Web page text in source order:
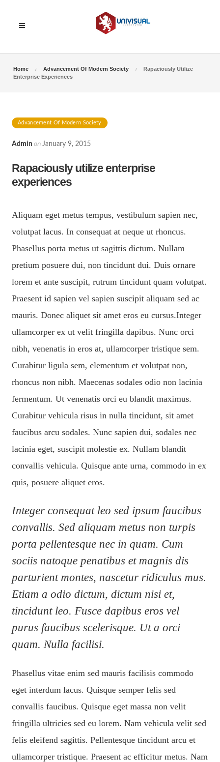
Home Advancement Of Modern Society
Rapaciously Utilize
Enterprise Experiences
Advancement Of Modern Society
Admin on January 9, 2015
Rapaciously utilize enterprise
experiences
Aliquam eget metus tempus, vestibulum sapien nec,
volutpat lacus. In consequat at neque ut rhoncus.
Phasellus porta metus ut sagittis dictum. Nullam
pretium posuere dui, non tincidunt dui. Duis ornare
lorem et ante suscipit, rutrum tincidunt quam volutpat.
Praesent id sapien vel sapien suscipit aliquam sed ac
mauris. Donec aliquet sit amet eros eu cursus.Integer
ullamcorper ex ut velit fringilla dapibus. Nunc orci
nibh, venenatis in eros at, ullamcorper tristique sem.
Curabitur ligula sem, elementum et volutpat non,
rhoncus non nibh. Maecenas sodales odio non lacinia
fermentum. Ut venenatis orci eu blandit maximus.
Curabitur vehicula risus in nulla tincidunt, sit amet
faucibus arcu sodales. Nunc sapien dui, sodales nec
lacinia eget, suscipit molestie ex. Nullam blandit
convallis vehicula. Quisque ante urna, commodo in ex
quis, posuere aliquet eros.
Integer consequat leo sed ipsum faucibus
convallis. Sed aliquam metus non turpis
porta pellentesque nec in quam. Cum
sociis natoque penatibus et magnis dis
parturient montes, nascetur ridiculus mus.
Etiam a odio dictum, dictum nisi et,
tincidunt leo. Fusce dapibus eros vel
purus faucibus scelerisque. Ut a orci
quam. Nulla facilisi.
Phasellus vitae enim sed mauris facilisis commodo
eget interdum lacus. Quisque semper felis sed
convallis faucibus. Quisque eget massa non velit
fringilla ultricies sed eu lorem. Nam vehicula velit sed
felis eleifend sagittis. Pellentesque tincidunt arcu et
ullamcorper tristique. Praesent ac efficitur metus. Nam